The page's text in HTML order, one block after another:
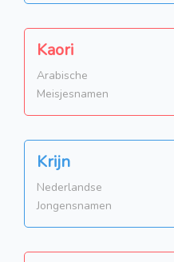
Kaori
Arabische
Meisjesnamen
Krijn
Nederlandse
Jongensnamen